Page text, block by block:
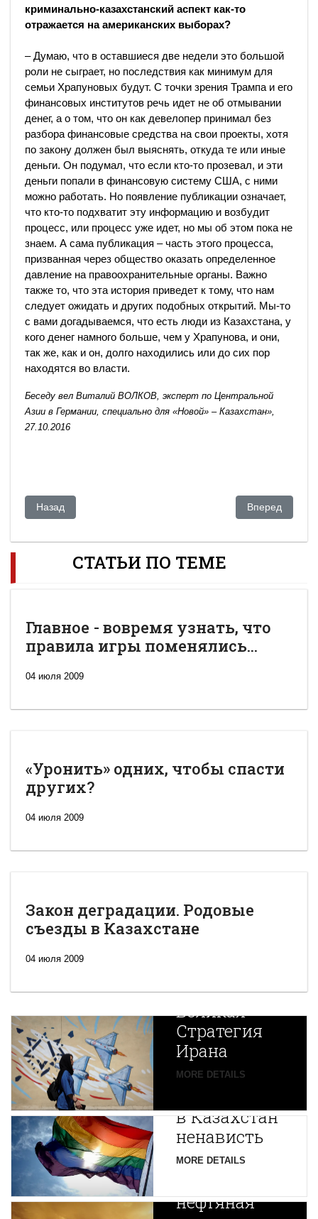
криминально-казахстанский аспект как-то
отражается на американских выборах?
– Думаю, что в оставшиеся две недели это большой
роли не сыграет, но последствия как минимум для
семьи Храпуновых будут. С точки зрения Трампа и его
финансовых институтов речь идет не об отмывании
денег, а о том, что он как девелопер принимал без
разбора финансовые средства на свои проекты, хотя
по закону должен был выяснять, откуда те или иные
деньги. Он подумал, что если кто-то прозевал, и эти
деньги попали в финансовую систему США, с ними
можно работать. Но появление публикации означает,
что кто-то подхватит эту информацию и возбудит
процесс, или процесс уже идет, но мы об этом пока не
знаем. А сама публикация – часть этого процесса,
призванная через общество оказать определенное
давление на правоохранительные органы. Важно
также то, что эта история приведет к тому, что нам
следует ожидать и других подобных открытий. Мы-то
с вами догадываемся, что есть люди из Казахстана, у
кого денег намного больше, чем у Храпунова, и они,
так же, как и он, долго находились или до сих пор
находятся во власти.
Беседу вел Виталий ВОЛКОВ, эксперт по Центральной
Азии в Германии, специально для «Новой» – Казахстан»,
27.10.2016
Предыдущий: Казахстан лишился четырех олимпийских
Назад Следующий:
Вперед
СТАТЬИ ПО ТЕМЕ
Главное - вовремя узнать, что
правила игры поменялись...
04 июля 2009
«Уронить» одних, чтобы спасти
других?
04 июля 2009
Закон деградации. Родовые
съезды в Казахстане
04 июля 2009
Новая
Великая
Стратегия
Ирана
MORE DETAILS
Путин
в Казахстан
ненависть
MORE DETAILS
Центральной
Азии
зарождается
нефтяная